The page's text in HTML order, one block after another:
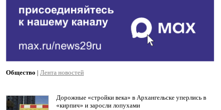
Общество | Лента новостей
Дорожные «стройки века» в Архангельске уперлись в
«кирпич» и заросли лопухами